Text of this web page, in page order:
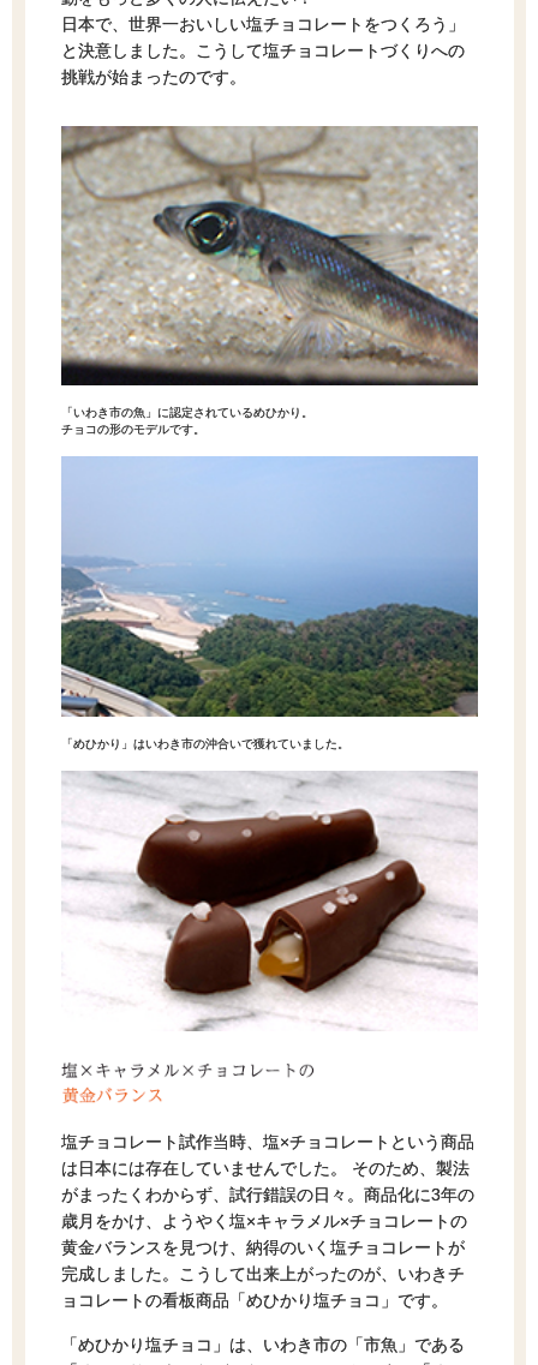
日本で、世界一おいしい塩チョコレートをつくろう」
と決意しました。こうして塩チョコレートづくりへの
挑戦が始まったのです。
「いわき市の魚」に認定されているめひかり。
チョコの形のモデルです。
「めひかり」はいわき市の沖合いで獲れていました。
塩チョコレート試作当時、塩×チョコレートという商品
は日本には存在していませんでした。 そのため、製法
がまったくわからず、試行錯誤の日々。商品化に3年の
歳月をかけ、ようやく塩×キャラメル×チョコレートの
黄金バランスを見つけ、納得のいく塩チョコレートが
完成しました。こうして出来上がったのが、いわきチ
ョコレートの看板商品「めひかり塩チョコ」です。
「めひかり塩チョコ」は、いわき市の「市魚」である